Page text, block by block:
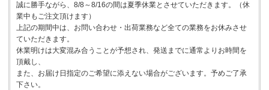
誠に勝手ながら、8/8～8/16の間は夏季休業とさせていただきます。（休
業中もご注文頂けます）
上記の期間中は、お問い合わせ・出荷業務など全ての業務をお休みさせ
ていただきます。
休業明けは大変混み合うことが予想され、発送までに通常よりお時間を
頂戴し、
また、お届け日指定のご希望に添えない場合がございます。予めご了承
下さい。